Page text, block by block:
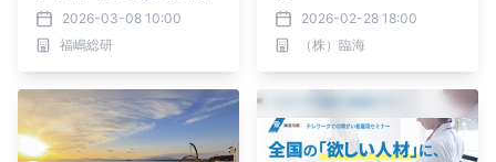
2026-03-08 10:00
福嶋総研
2026-02-28 18:00
（株）臨海